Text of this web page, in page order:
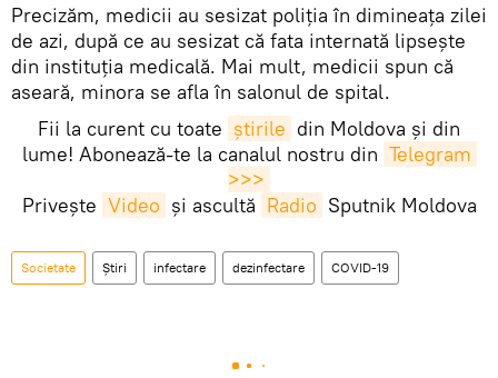
Precizăm, medicii au sesizat poliția în dimineața zilei
de azi, după ce au sesizat că fata internată lipsește
din instituția medicală. Mai mult, medicii spun că
aseară, minora se afla în salonul de spital.
Fii la curent cu toate știrile din Moldova și din
lume! Abonează-te la canalul nostru din Telegram
>>>
Privește Video și ascultă Radio Sputnik Moldova
Societate Știri infectare dezinfectare COVID-19